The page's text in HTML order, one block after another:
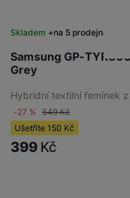
Samsung GP-
Grey
Skladem na 5 prodejnách
Hybridní textilní řemínek
-27 % 549Kč
Ušetříte 150 Kč
399 Kč